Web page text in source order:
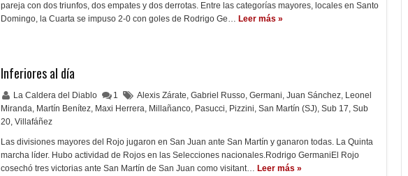
pareja con dos triunfos, dos empates y dos derrotas. Entre las categorías mayores, locales en Santo
Domingo, la Cuarta se impuso 2-0 con goles de Rodrigo Ge… Leer más »
Inferiores al día
La Caldera del Diablo 1 Alexis Zárate, Gabriel Russo, Germani, Juan Sánchez, Leonel
Miranda, Martín Benítez, Maxi Herrera, Millañanco, Pasucci, Pizzini, San Martín (SJ), Sub 17, Sub
20, Villafáñez
Las divisiones mayores del Rojo jugaron en San Juan ante San Martín y ganaron todas. La Quinta
marcha líder. Hubo actividad de Rojos en las Selecciones nacionales.Rodrigo GermaniEl Rojo
cosechó tres victorias ante San Martín de San Juan como visitant… Leer más »